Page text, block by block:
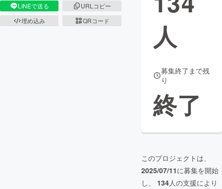
LINEで送る
URLコピー
埋め込み
QRコード
人
募集終了まで残
り
終了
このプロジェクトは、
2025/07/11に募集を開始
し、 134人の支援により